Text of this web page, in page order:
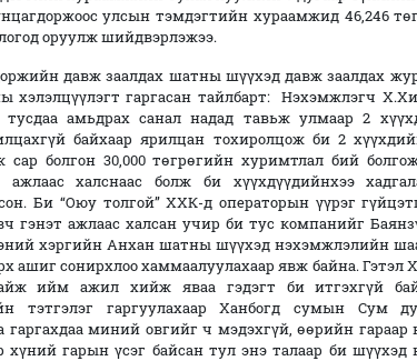
улсын тэмдэгтийн хураамжид 46,246
оруулж шийдвэрлэжээ.
давж заалдах шатны шүүхэд давж заалдах
хэлэлцүүлэгт гаргасан тайлбарт: Нэхэмжлэгч
амьдрах санал надад тавьж улмаар 2
байхаар ярилцан тохиролцож би 2
болгон 30,000 төгрөгийн хуримтлал бий
ажлаас халснаас болж би хүүхдүүдийнхээ
Би “Оюу толгой” ХХК-д операторын үүрэг
гэнэт ажлаас халсан учир би тус компанийг
хэргийн Анхан шатны шүүхэд нэхэмжлэлийн
ашиг сонирхлоо хаммаалуулахаар явж байна. Гэтэл
ийм ажил хийж яваа гэдэгт би итгэхгүй
тэтгэлэг гаргуулахаар Ханбогд сумын Сум
миний овгийг ч мэдэхгүй, өөрийн
хүний гарын үсэг байсан тул энэ талаар би